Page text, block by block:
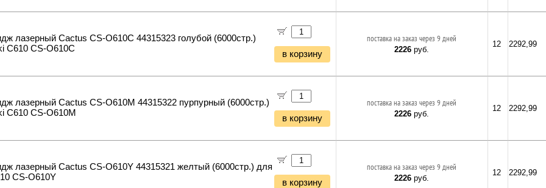
лазерный Cactus CS-O610C 44315323 голубой (6000стр.)
C610 CS-O610C
в корзину
поставка на заказ через 9 дней
2226 руб.
12 2292,99
лазерный Cactus CS-O610M 44315322 пурпурный (6000стр.)
C610 CS-O610M
в корзину
поставка на заказ через 9 дней
2226 руб.
12 2292,99
лазерный Cactus CS-O610Y 44315321 желтый (6000стр.) для
CS-O610Y
в корзину
поставка на заказ через 9 дней
2226 руб.
12 2292,99